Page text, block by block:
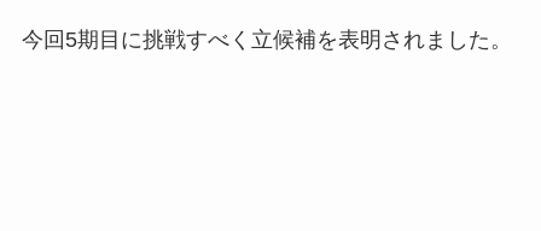
今回5期目に挑戦すべく立候補を表明されました。